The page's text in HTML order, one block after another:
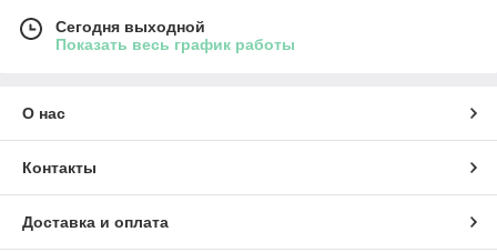
Сегодня выходной
Показать весь график работы
О нас
Контакты
Доставка и оплата